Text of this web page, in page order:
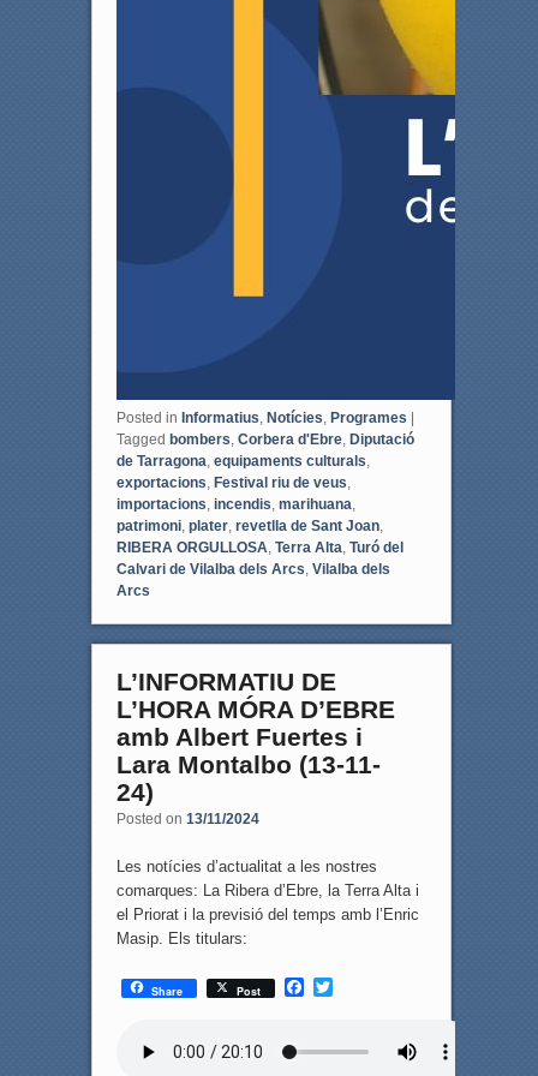
Posted in Informatius Notícies Programes |
Tagged bombers Corbera d'Ebre, Diputació
de Tarragona equipaments culturals
exportacions Festival riu de veus
importacions incendis marihuana
patrimoni, plater, revetlla de Sant Joan,
RIBERA ORGULLOSA Terra Alta Turó del
Calvari de Vilalba dels Arcs Vilalba dels
Arcs
L’INFORMATIU DE
L’HORA MÓRA D’EBRE
amb Albert Fuertes i
Lara Montalbo (13-11-
24)
Posted on 13/11/2024
Les notícies d’actualitat a les nostres
comarques: La Ribera d’Ebre, la Terra Alta i
el Priorat i la previsió del temps amb l’Enric
Masip. Els titulars:
Share Post
F
T